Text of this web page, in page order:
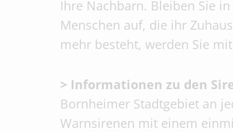
Ihre Nachbarn. Bleiben Sie
Menschen auf, die ihr
mehr besteht, werden Sie
> Informationen zu den
Bornheimer Stadtgebiet an
Warnsirenen mit einem